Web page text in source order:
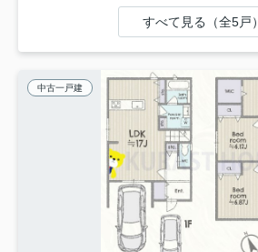
すべて見る（全5戸）
中古一戸建